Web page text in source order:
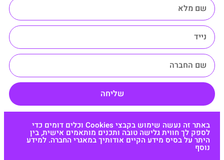
שליחה
באתר זה נעשה שימוש בקבצי Cookies וכלים דומים כדי
לספק לך חווית גלישה טובה ותכנים מותאמים אישית, בין
היתר על בסיס מידע הקיים אודותיך במאגרי החברה. למידע
נוסף